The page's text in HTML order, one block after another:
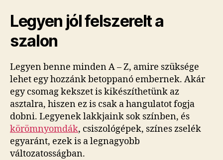
Legyen jól felszerelt a
szalon
Legyen benne minden A – Z, amire szüksége
lehet egy hozzánk betoppanó embernek. Akár
egy csomag kekszet is kikészíthetünk az
asztalra, hiszen ez is csak a hangulatot fogja
dobni. Legyenek lakkjaink sok színben, és
körömnyomdák, csiszológépek, színes zselék
egyaránt, ezek is a legnagyobb
változatosságban.